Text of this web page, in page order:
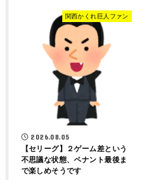
関西かくれ巨人ファン
2026.08.05
【セリーグ】２ゲーム差という
不思議な状態、ペナント最後ま
で楽しめそうです